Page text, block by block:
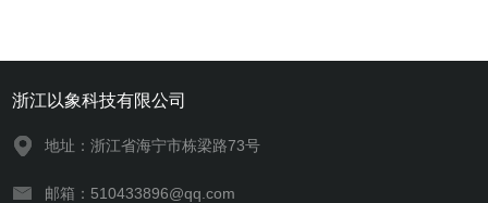
浙江以象科技有限公司
地址：浙江省海宁市栋梁路73号
邮箱：510433896@qq.com